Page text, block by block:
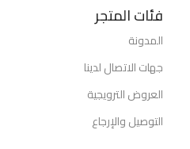
فئات المتجر
المدونة
جهات الاتصال لدينا
العروض الترويجية
التوصيل والإرجاع